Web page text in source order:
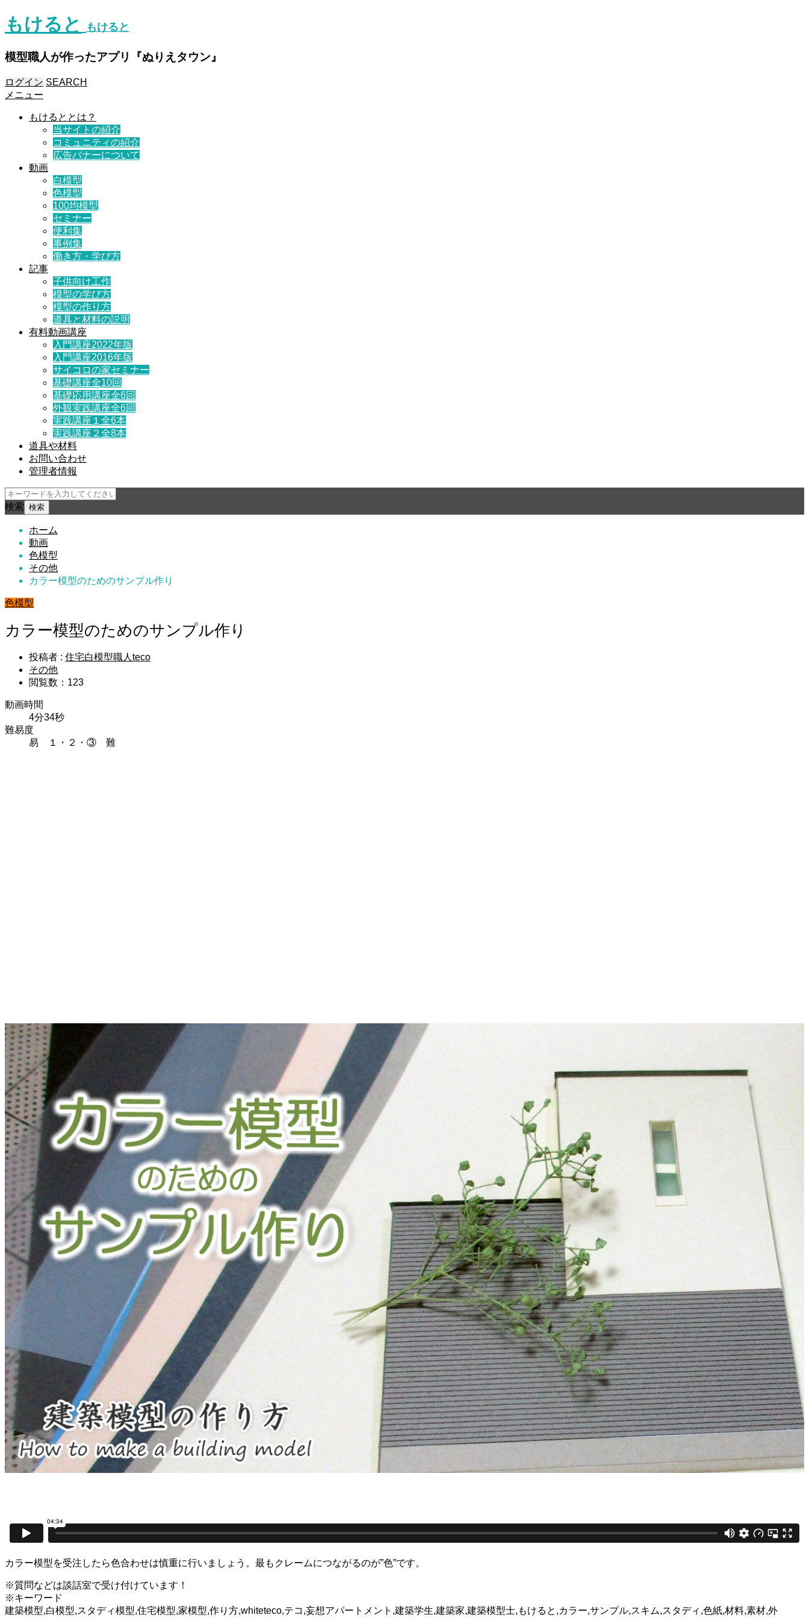
もけると もけると
模型職人が作ったアプリ『ぬりえタウン』
ログイン SEARCH
メニュー
もけるととは？
当サイトの紹介
コミュニティの紹介
広告バナーについて
動画
白模型
色模型
100均模型
セミナー
便利集
事例集
働き方・学び方
記事
子供向け工作
模型の学び方
模型の作り方
道具と材料の説明
有料動画講座
入門講座2022年版
入門講座2016年版
サイコロの家セミナー
基礎講座全10回
基礎応用講座全6回
外観実践講座全6回
実践講座１全6本
実践講座２全8本
道具や材料
お問い合わせ
管理者情報
検索
ホーム
動画
色模型
その他
カラー模型のためのサンプル作り
色模型
カラー模型のためのサンプル作り
投稿者 : 住宅白模型職人teco
その他
閲覧数：123
動画時間
4分34秒
難易度
易 １・２・③ 難
カラー模型を受注したら色合わせは慎重に行いましょう。最もクレームにつながるのが”色”です。
※質問などは談話室で受け付けています！
※キーワード
建築模型,白模型,スタディ模型,住宅模型,家模型,作り方,whiteteco,テコ,妄想アパートメント,建築学生,建築家,建築模型士,もけると,カラー,サンプル,スキム,スタディ,色紙,材料,素材,外